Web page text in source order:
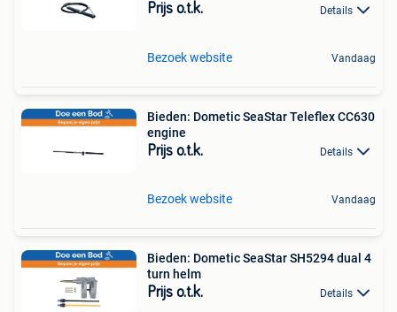
Prijs o.t.k. Details
Bezoek website Vandaag
Bieden: Dometic SeaStar Teleflex CC630
engine
Prijs o.t.k. Details
Bezoek website Vandaag
Bieden: Dometic SeaStar SH5294 dual 4
turn helm
Prijs o.t.k. Details